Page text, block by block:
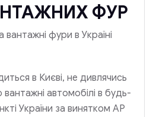
ФУР
вантажні фури в Україні
в Києві, не дивлячись
автомобілі в будь-
України за винятком АР